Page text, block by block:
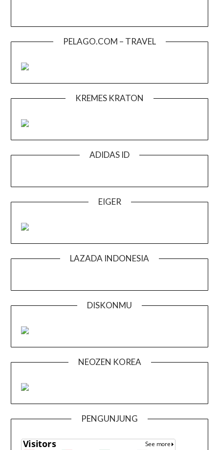
PELAGO.COM – TRAVEL
KREMES KRATON
ADIDAS ID
EIGER
LAZADA INDONESIA
DISKONMU
NEOZEN KOREA
PENGUNJUNG